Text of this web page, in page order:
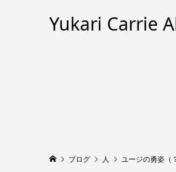
Yukari Carrie
ブログ 人 ユージの勇姿（